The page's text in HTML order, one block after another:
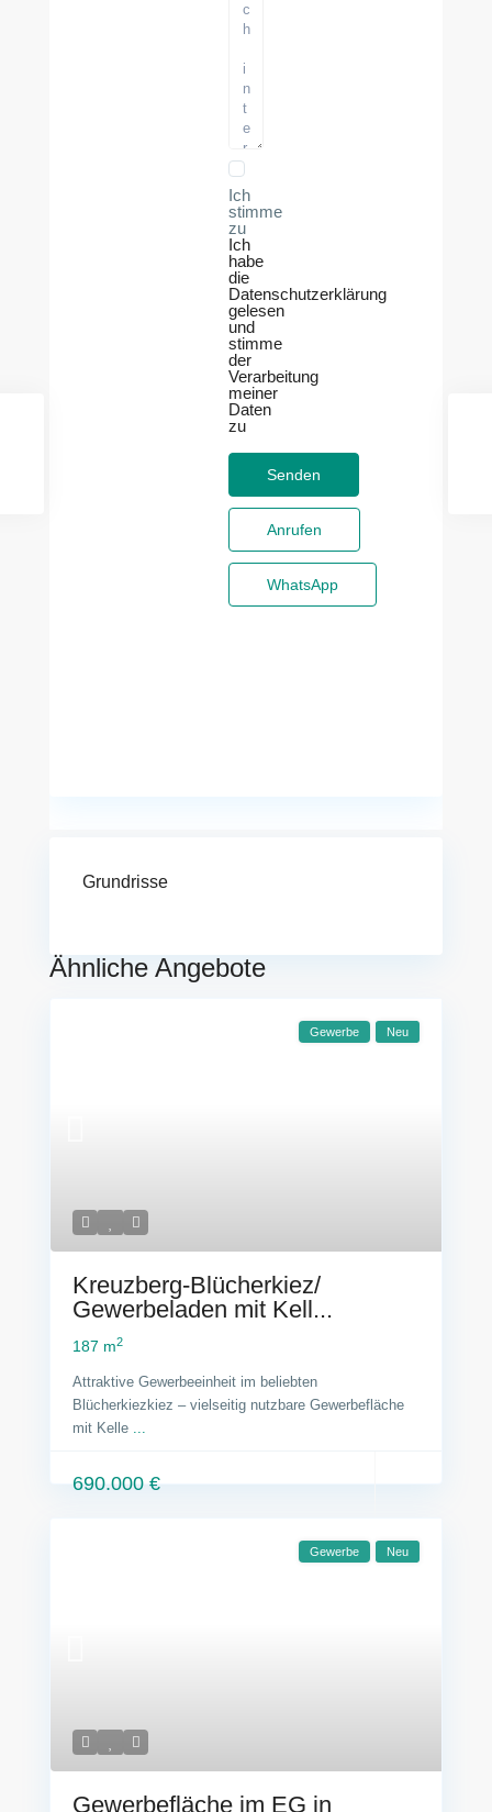
Ich
stimme
zu
Ich
habe
die
Datenschutzerklärung
gelesen
und
stimme
der
Verarbeitung
meiner
Daten
zu
Anrufen
WhatsApp
Grundrisse
Ähnliche Angebote
Gewerbe Neu
Kreuzberg-Blücherkiez/
Gewerbeladen mit Kell...
187 m2
Attraktive Gewerbeeinheit im beliebten
Blücherkiezkiez – vielseitig nutzbare Gewerbefläche
mit Kelle ...
690.000 €
Gewerbe Neu
Gewerbefläche im EG in